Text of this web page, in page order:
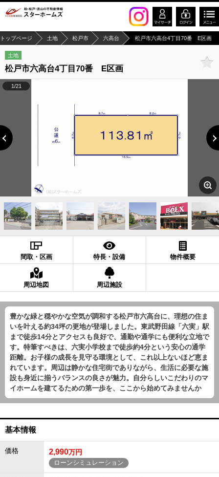
トップページ 土地 松戸市 六高台 松戸市六高台4丁目70番 E区画
土地
松戸市六高台4丁目70番 E区画
1/21
間取・区画 特長・設備 物件概要
周辺地図 周辺施設
豊かな緑と穏やかな空気が調和する松戸市六高台に、理想の住ま
いを叶える約34坪の更地が登場しました。東武野田線「六実」駅
まで徒歩14分とアクセスも良好で、通勤や通学にも便利な立地で
す。特筆すべきは、六実小学校まで徒歩約4分という安心の通学
距離。お子様の成長を見守る環境として、これ以上ないほど恵ま
れています。周辺は静かな住宅街でありながら、生活に必要な施
設も身近に揃うバランスの良さが魅力。自分らしいこだわりのマ
イホームを建てるための第一歩を、ここから始めてみませんか
基本情報
価格 2,990万円
ローンシミュレーション